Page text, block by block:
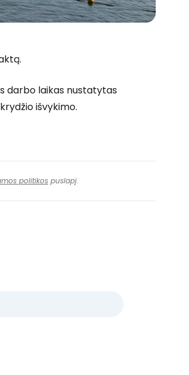
darbo laikas nustatytas
išvykimo.
politikos puslapį.